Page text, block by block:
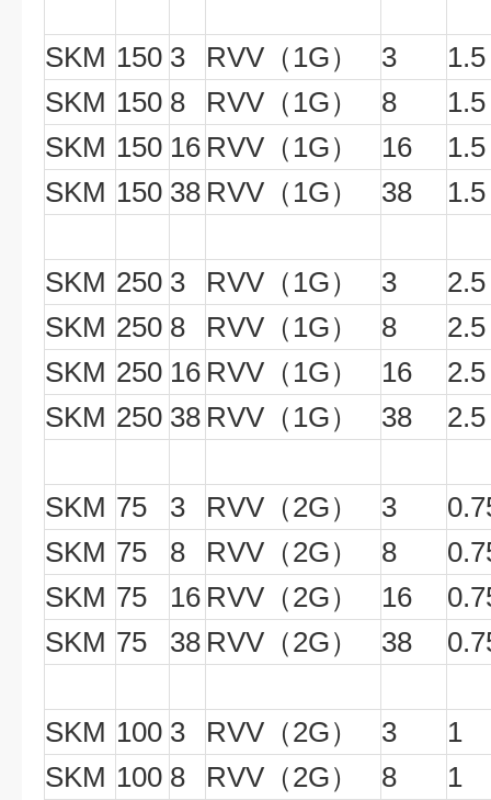
SKM 150 3 RVV（1G） 3
1.5
SKM 150 8 RVV（1G） 8
1.5
SKM 150 16 RVV（1G） 16
1.5
SKM 150 38 RVV（1G） 38 1.5
SKM 250 3 RVV（1G） 3
2.5
SKM 250 8 RVV（1G） 8
2.5
SKM 250 16 RVV（1G） 16
2.5
SKM 250 38 RVV（1G） 38 2.5
SKM 75 3 RVV（2G） 3
SKM 75 8 RVV（2G） 8
SKM 75 16 RVV（2G） 16
SKM 75 38 RVV（2G） 38
SKM 100 3 RVV（2G） 3
1
SKM 100 8 RVV（2G） 8
1